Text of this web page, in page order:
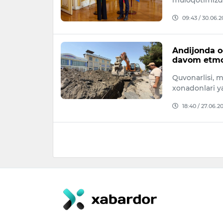
09:43 /
Andijonda
davom
Quvonarlisi,
xonadonlari
18:40 /